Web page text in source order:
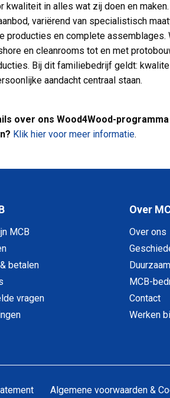
kwaliteit in alles wat zij doen en
variërend van specialistisch
producties en complete assemblages.
en cleanrooms tot en met
Bij dit familiebedrijf geldt:
aandacht centraal staan.
over ons Wood4Wood-
Klik hier voor meer informatie.
MCB
betalen
vragen
Over
Over ons
MCB-
Contact
Werken
Algemene voorwaarden &